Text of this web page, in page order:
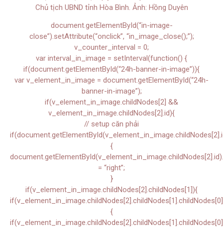
document.getElementById(“in-image-
close”).setAttribute(“onclick”, “in_image_close();”);
v_counter_interval = 0;
var interval_in_image = setInterval(function() {
if(document.getElementById(“24h-banner-in-image”)){
var v_element_in_image = document.getElementById(“24h-
banner-in-image”);
if(v_element_in_image.childNodes[2] &&
v_element_in_image.childNodes[2].id){
// setup căn phải
{
= “right”;
}
if(v_element_in_image.childNodes[2].childNodes[1]){
{